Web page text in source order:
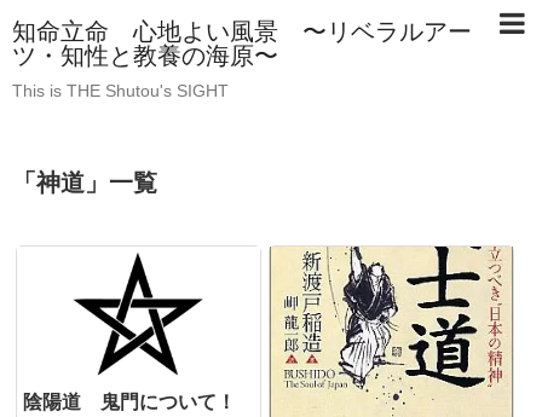
知命立命 心地よい風景 〜リベラルアー
ツ・知性と教養の海原〜
This is THE Shutou's SIGHT
「神道 」 一覧
陰陽道 鬼門について！